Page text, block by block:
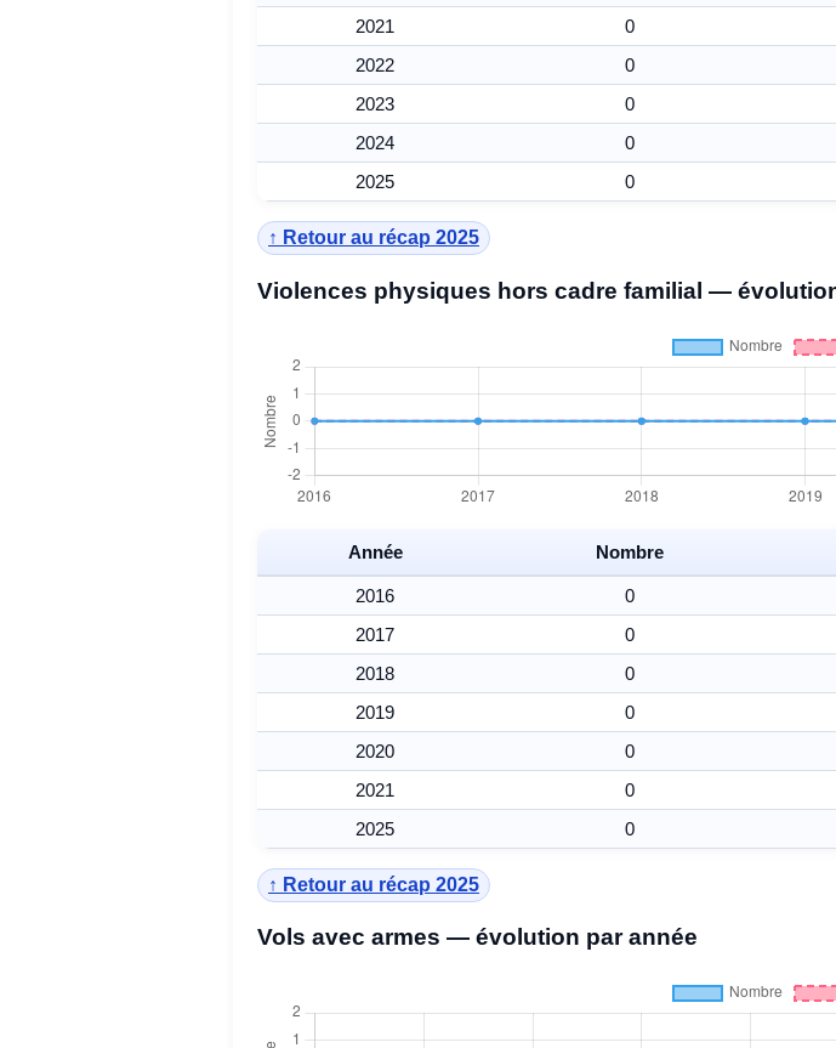
2021
0
2022
0
2023
0
2024
0
2025
0
↑ Retour au récap 2025
Violences physiques hors cadre familial —
Année Nombre
2016 0
2017
0
2018
0
2019
0
2020
0
2021
0
2025
0
↑ Retour au récap 2025
Vols avec armes — évolution par année